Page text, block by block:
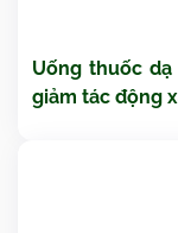
Uống thuốc
giảm tác động